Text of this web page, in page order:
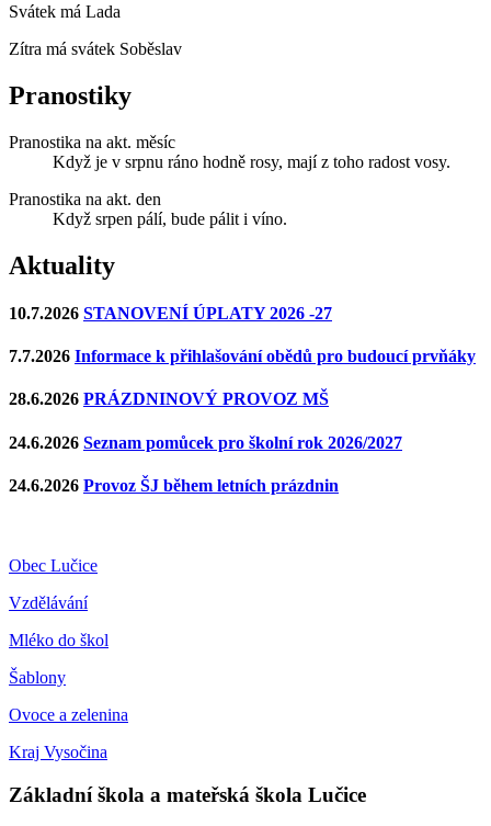
Svátek má Lada
Zítra má svátek Soběslav
Pranostiky
Pranostika na akt. měsíc
Když je v srpnu ráno hodně rosy, mají z toho radost vosy.
Pranostika na akt. den
Když srpen pálí, bude pálit i víno.
Aktuality
10.7.2026 STANOVENÍ ÚPLATY 2026 -27
7.7.2026 Informace k přihlašování obědů pro budoucí prvňáky
28.6.2026 PRÁZDNINOVÝ PROVOZ MŠ
24.6.2026 Seznam pomůcek pro školní rok 2026/2027
24.6.2026 Provoz ŠJ během letních prázdnin
Obec Lučice
Vzdělávání
Mléko do škol
Šablony
Ovoce a zelenina
Kraj Vysočina
Základní škola a mateřská škola Lučice